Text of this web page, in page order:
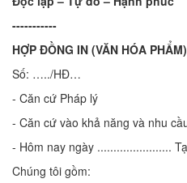
-----------
HỢP ĐỒNG IN (VĂN HÓA PHẨM)
Số: …../HĐ…
- Căn cứ Pháp lý
- Căn cứ vào khả năng và nhu
- Hôm nay ngày .......................
Chúng tôi gồm: